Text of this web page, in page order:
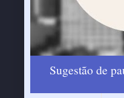
Sugestão de